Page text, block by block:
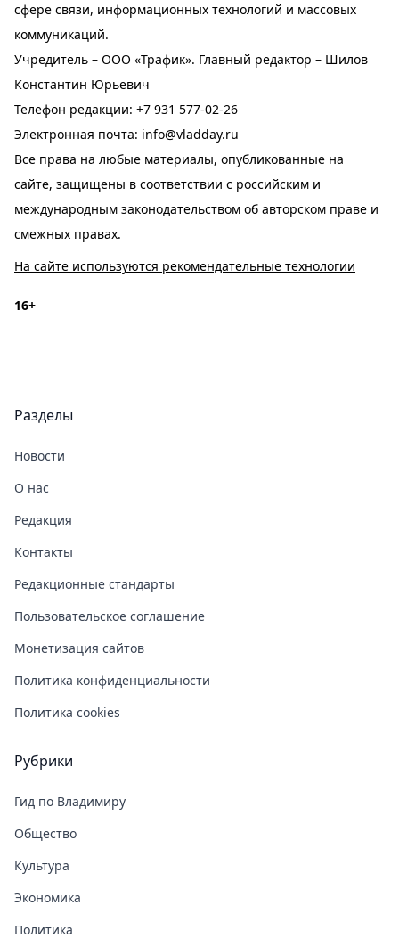
сфере связи, информационных технологий и массовых
коммуникаций.
Учредитель – ООО «Трафик». Главный редактор – Шилов
Константин Юрьевич
Телефон редакции: +7 931 577-02-26
Электронная почта: info@vladday.ru
Все права на любые материалы, опубликованные на
сайте, защищены в соответствии с российским и
международным законодательством об авторском праве и
смежных правах.
На сайте используются рекомендательные технологии
16+
Разделы
Новости
О нас
Редакция
Контакты
Редакционные стандарты
Пользовательское соглашение
Монетизация сайтов
Политика конфиденциальности
Политика cookies
Рубрики
Гид по Владимиру
Общество
Культура
Экономика
Политика